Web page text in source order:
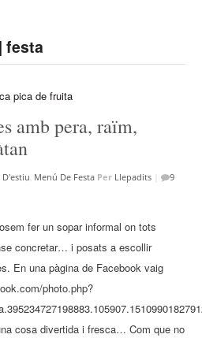
festa
amb pera, raïm,
Menú De Festa Per Llepadits
9
fer un sopar informal on tots
concretar… i posats a escollir
En una pàgina de Facebook vaig
photo.php?
cosa divertida i fresca… Com que no